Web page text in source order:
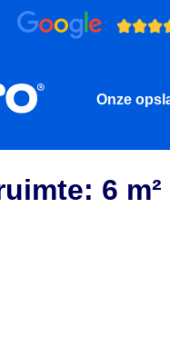
Onze
6 m²